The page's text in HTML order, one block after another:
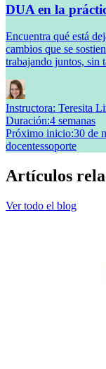
DUA en la
Encuentra qué está
cambios que se
trabajando juntos, sin
Instructora: Teresita
Duración:4 semanas
Próximo inicio:30 de
docentessoporte
Artículos
Ver todo el blog